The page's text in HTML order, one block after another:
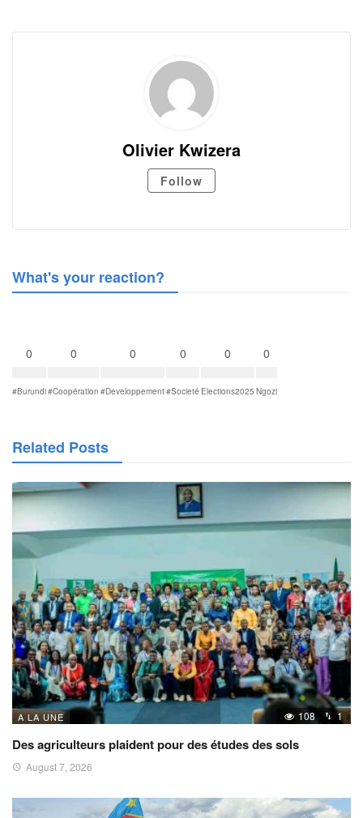
Olivier Kwizera
Follow
What's your reaction?
0
#Burundi
0
#Coopération
0
#Developpement
0
#Societé
0
Elections2025
0
Ngozi
Related Posts
A LA UNE 108 1
Des agriculteurs plaident pour des études des sols
August 7, 2026